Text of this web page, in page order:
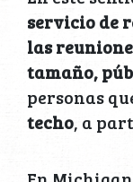
En este
servicio de
las
tamaño,
personas
, a